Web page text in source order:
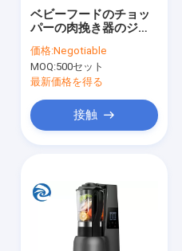
ベビーフードのチョッ
パーの肉挽き器のジュ
RPM
価格:Negotiable
MOQ:500セット
最新価格を得る
接触